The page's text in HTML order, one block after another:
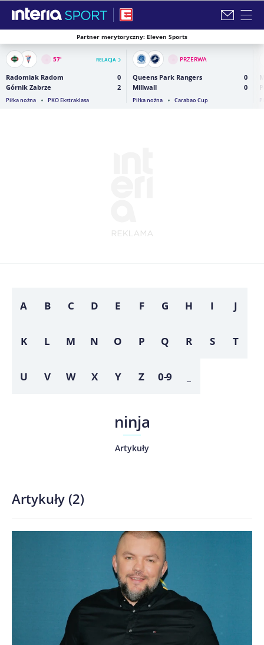
Zamknij i przejdź na stronę główną INTERIA
Partner merytoryczny: Eleven Sports
57' RELACJA
Radomiak Radom
0
Górnik Zabrze
2
Piłka nożna PKO Ekstraklasa
PRZERWA
Queens Park Rangers
0
Millwall
0
Piłka nożna Carabao Cup
A B C D E F G H I J
K L M N O P Q R S T
U V W X Y Z 0-9
ninja
Artykuły
Artykuły (2)